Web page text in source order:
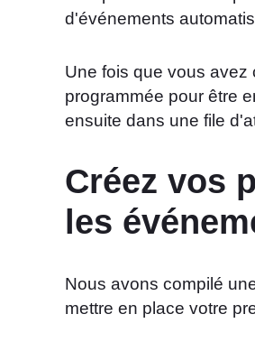
Une fois que vous avez
programmée pour être
ensuite dans une file
Créez vos
les
Nous avons compilé
mettre en place votre